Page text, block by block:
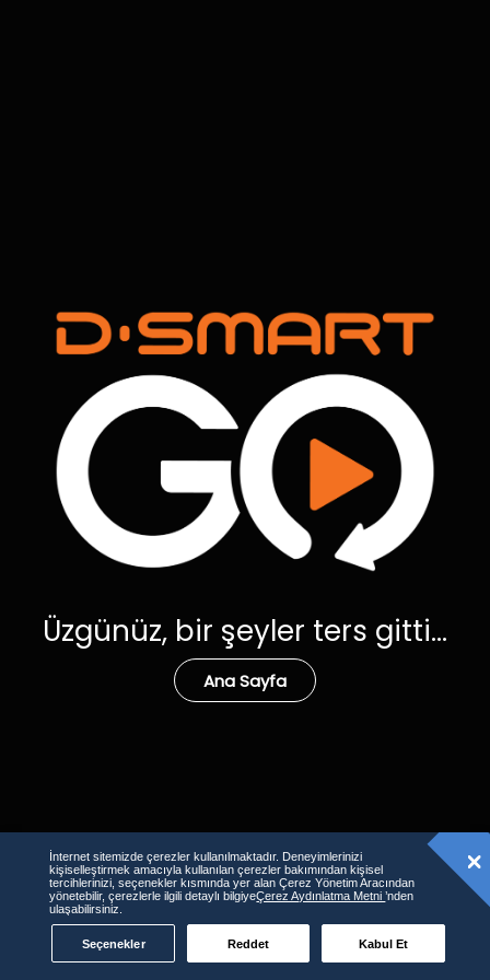
Üzgünüz, bir şeyler ters gitti...
Ana Sayfa
İnternet sitemizde çerezler kullanılmaktadır. Deneyimlerinizi
kişiselleştirmek amacıyla kullanılan çerezler bakımından kişisel
tercihlerinizi, seçenekler kısmında yer alan Çerez Yönetim Aracından
yönetebilir, çerezlerle ilgili detaylı bilgiyeÇerez Aydınlatma Metni’nden
ulaşabilirsiniz.
Seçenekler Reddet Kabul Et